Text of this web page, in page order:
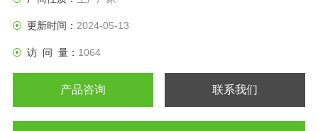
更新时间： 2024-05-13
访 问 量： 1064
产品咨询 联系我们